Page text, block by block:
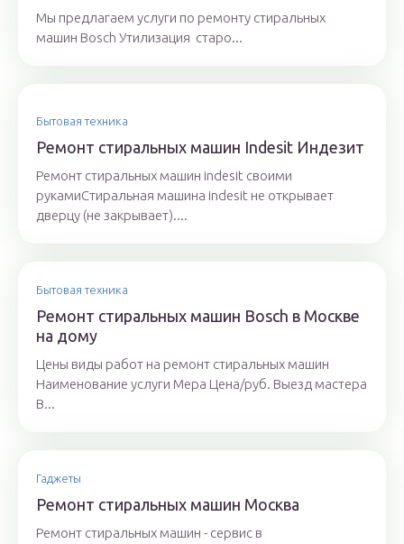
Мы предлагаем услуги по ремонту стиральных
машин Bosch Утилизация старо...
Бытовая техника
Ремонт стиральных машин Indesit Индезит
Ремонт стиральных машин indesit своими
рукамиСтиральная машина indesit не открывает
дверцу (не закрывает)....
Бытовая техника
Ремонт стиральных машин Bosch в Москве
на дому
Цены виды работ на ремонт стиральных машин
Наименование услуги Мера Цена/руб. Выезд мастера
В...
Гаджеты
Ремонт стиральных машин Москва
Ремонт стиральных машин - сервис в